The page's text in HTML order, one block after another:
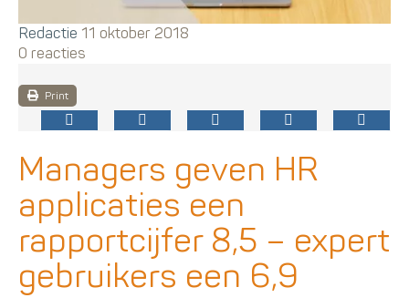
Redactie 11 oktober 2018
0 reacties
Print
Managers geven HR
applicaties een
rapportcijfer 8,5 – expert
gebruikers een 6,9